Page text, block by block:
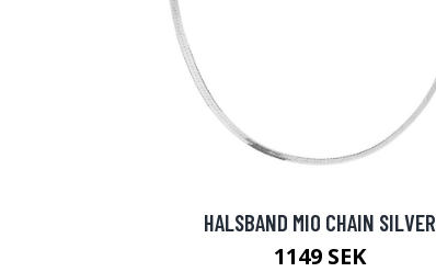
HALSBAND MIO CHAIN SILVER
1149 SEK